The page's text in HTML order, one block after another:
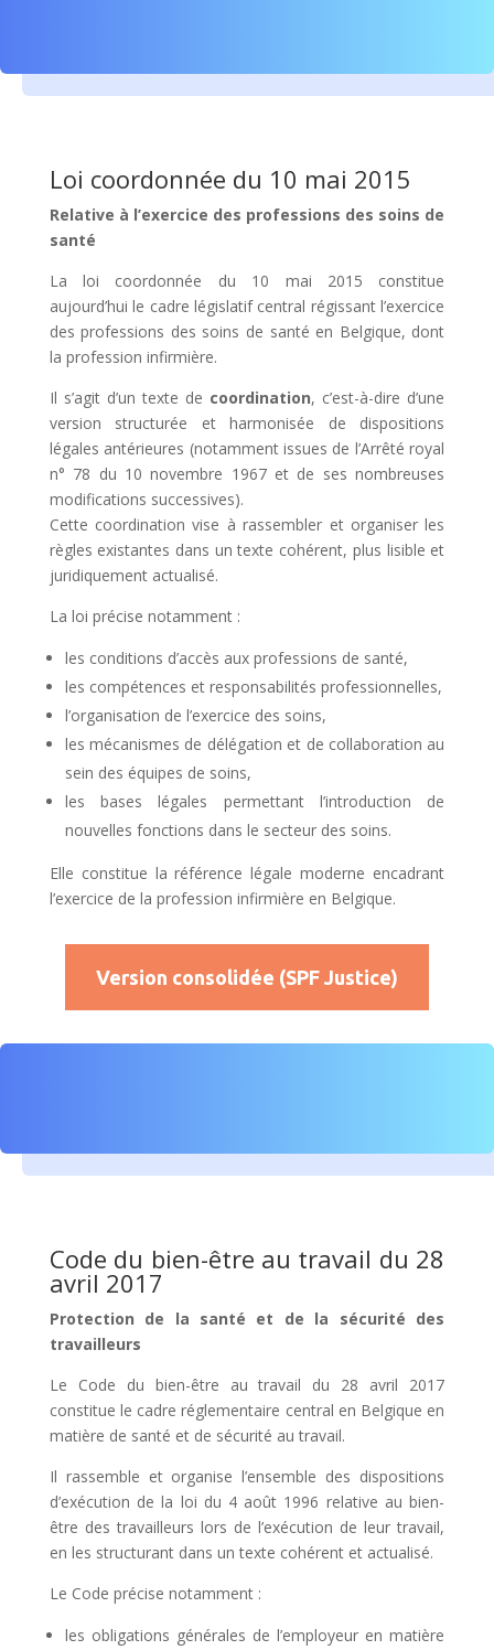
Loi coordonnée du 10 mai 2015
Relative à l’exercice des professions des soins de
santé
La loi coordonnée du 10 mai 2015 constitue
aujourd’hui le cadre législatif central régissant l’exercice
des professions des soins de santé en Belgique, dont
la profession infirmière.
Il s’agit d’un texte de coordination, c’est-à-dire d’une
version structurée et harmonisée de dispositions
légales antérieures (notamment issues de l’Arrêté royal
n° 78 du 10 novembre 1967 et de ses nombreuses
modifications successives).
Cette coordination vise à rassembler et organiser les
règles existantes dans un texte cohérent, plus lisible et
juridiquement actualisé.
La loi précise notamment :
les conditions d’accès aux professions de santé,
les compétences et responsabilités professionnelles,
l’organisation de l’exercice des soins,
les mécanismes de délégation et de collaboration au
sein des équipes de soins,
les bases légales permettant l’introduction de
nouvelles fonctions dans le secteur des soins.
Elle constitue la référence légale moderne encadrant
l’exercice de la profession infirmière en Belgique.
Version consolidée (SPF Justice)
Code du bien-être au travail du 28
avril 2017
Protection de la santé et de la sécurité des
travailleurs
Le Code du bien-être au travail du 28 avril 2017
constitue le cadre réglementaire central en Belgique en
matière de santé et de sécurité au travail.
Il rassemble et organise l’ensemble des dispositions
d’exécution de la loi du 4 août 1996 relative au bien-
être des travailleurs lors de l’exécution de leur travail,
en les structurant dans un texte cohérent et actualisé.
Le Code précise notamment :
les obligations générales de l’employeur en matière